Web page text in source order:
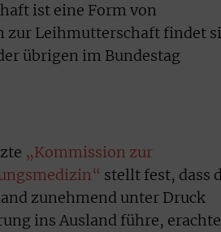
ist eine Form von
zur Leihmutterschaft findet
übrigen im Bundestag
„Kommission zur
stellt fest, dass
zunehmend unter Druck
ins Ausland führe,